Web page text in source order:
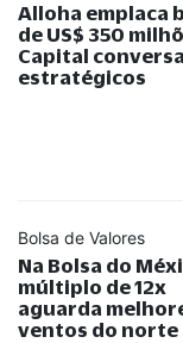
Alloha emplaca
de US$ 350
Capital
estratégicos
Bolsa de Valores
Na Bolsa do
múltiplo de 12x
aguarda
ventos do norte